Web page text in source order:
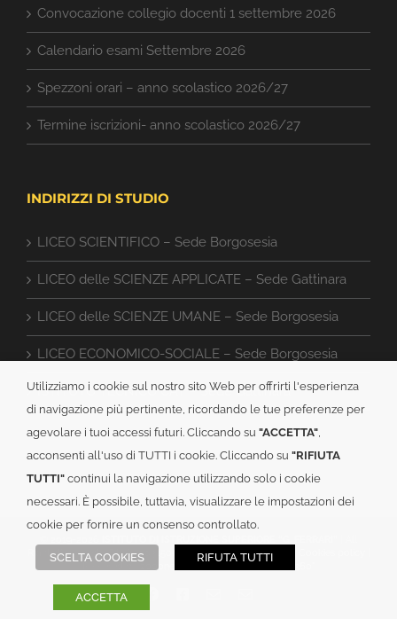
Convocazione collegio docenti 1 settembre 2026
Calendario esami Settembre 2026
Spezzoni orari – anno scolastico 2026/27
Termine iscrizioni- anno scolastico 2026/27
INDIRIZZI DI STUDIO
LICEO SCIENTIFICO – Sede Borgosesia
LICEO delle SCIENZE APPLICATE – Sede Gattinara
LICEO delle SCIENZE UMANE – Sede Borgosesia
LICEO ECONOMICO-SOCIALE – Sede Borgosesia
ISTITUTO TECNICO CAT – Sede Gattinara
Rights Reserved | C.F.: 82003150024 |
Powered by2000net Srl | PlatformSmartWEB360°
Utilizziamo i cookie sul nostro sito Web per offrirti l'esperienza
di navigazione più pertinente, ricordando le tue preferenze per
agevolare i tuoi accessi futuri. Cliccando su "ACCETTA"
acconsenti all'uso di TUTTI i cookie. Cliccando su "RIFIUTA
TUTTI"continui la navigazione utilizzando solo i cookie
necessari. È possibile, tuttavia, visualizzare le impostazioni dei
cookie per fornire un consenso controllato.
SCELTA COOKIES RIFUTA TUTTI
ACCETTA